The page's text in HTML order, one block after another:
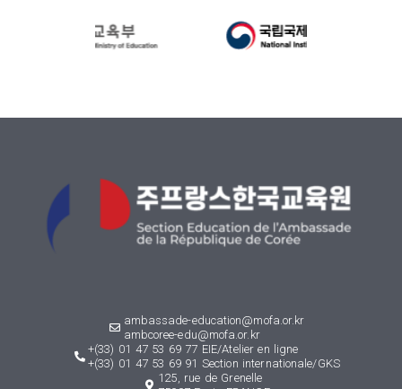
ambassade-education@mofa.or.kr
ambcoree-edu@mofa.or.kr
+(33) 01 47 53 69 77 EIE/Atelier en ligne
+(33) 01 47 53 69 91 Section internationale/GKS
125, rue de Grenelle